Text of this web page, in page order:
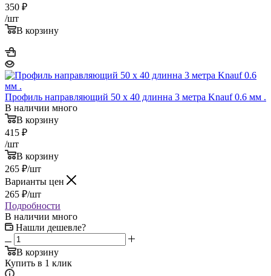
350 ₽
/шт
В корзину
Профиль направляющий 50 x 40 длинна 3 метра Knauf 0.6 мм .
В наличии много
В корзину
415 ₽
/шт
В корзину
265 ₽/шт
Варианты цен
265 ₽/шт
Подробности
В наличии много
Нашли дешевле?
В корзину
Купить в 1 клик